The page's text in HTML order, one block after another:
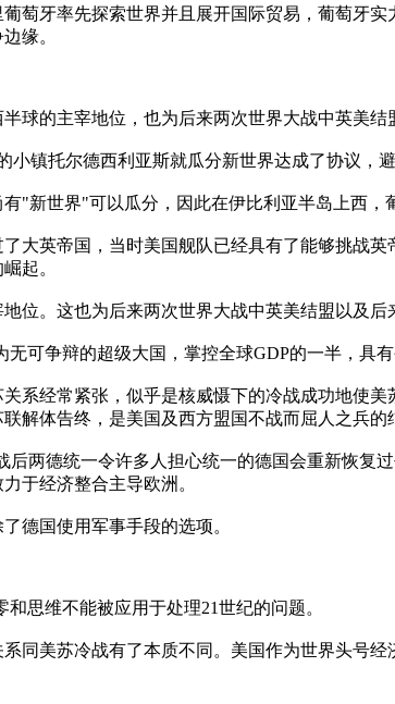
萄牙率先探索世界并且展开国际贸易，葡萄牙
缘。
球的主宰地位，也为后来两次世界大战中英美结
镇托尔德西利亚斯就瓜分新世界达成了协议，避
"新世界"可以瓜分，因此在伊比利亚半岛上西，
大英帝国，当时美国舰队已经具有了能够挑战
起。
位。这也为后来两次世界大战中英美结盟以及后
可争辩的超级大国，掌控全球GDP的一半，具
系经常紧张，似乎是核威慑下的冷战成功地使
解体告终，是美国及西方盟国不战而屈人之兵的
两德统一令许多人担心统一的德国会重新恢复
于经济整合主导欧洲。
德国使用军事手段的选项。
思维不能被应用于处理21世纪的问题。
同美苏冷战有了本质不同。美国作为世界头号